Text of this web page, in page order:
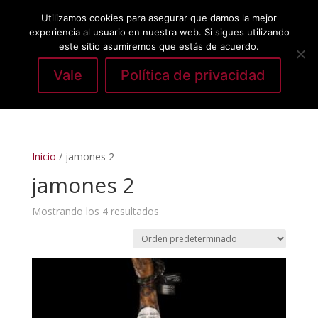
Seleccionar página
Inicio / jamones 2
jamones 2
Mostrando los 4 resultados
Utilizamos cookies para asegurar que damos la mejor
experiencia al usuario en nuestra web. Si sigues utilizando
este sitio asumiremos que estás de acuerdo.
Vale Política de privacidad